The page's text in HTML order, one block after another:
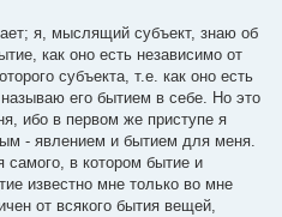
я, мыслящий субъект, знаю об
как оно есть независимо от
субъекта, т.е. как оно есть
его бытием в себе. Но это
ибо в первом же приступе я
- явлением и бытием для меня.
в котором бытие и
известно мне только во мне
от всякого бытия вещей,